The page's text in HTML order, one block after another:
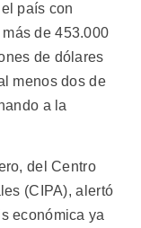
país con
de 453.000
de dólares
menos dos de
a la
del Centro
(CIPA), alertó
económica ya